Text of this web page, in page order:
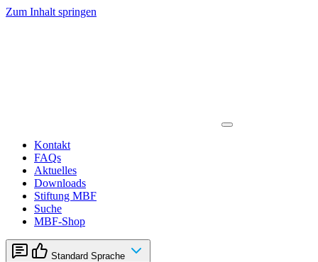
Zum Inhalt springen
Kontakt
FAQs
Aktuelles
Downloads
Stiftung MBF
Suche
MBF-Shop
Standard Sprache